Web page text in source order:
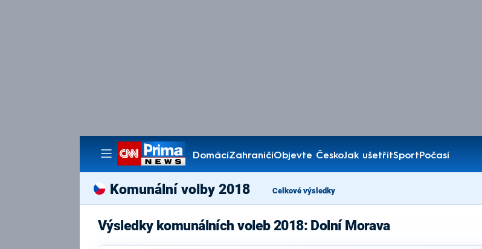
DomácíZahraničíObjevte ČeskoJak ušetřitSportPočasí
Pořady
Komunální volby 2018 Celkové výsledky
Výsledky komunálních voleb 2018: Dolní Morava